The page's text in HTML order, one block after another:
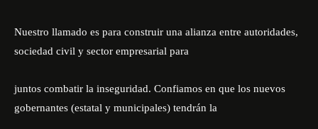
Nuestro llamado es para construir una alianza entre autoridades,
sociedad civil y sector empresarial para
juntos combatir la inseguridad. Confiamos en que los nuevos
gobernantes (estatal y municipales) tendrán la